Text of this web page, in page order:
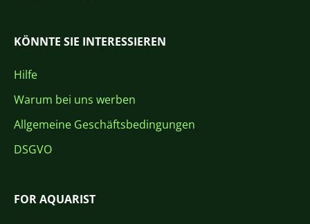
KÖNNTE SIE INTERESSIEREN
Hilfe
Warum bei uns werben
Allgemeine Geschäftsbedingungen
DSGVO
FOR AQUARIST